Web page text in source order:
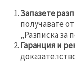
Запазете
получавате
„Разписка за
Гаранция и